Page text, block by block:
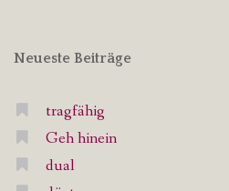
Neueste Beiträge
tragfähig
Geh hinein
dual